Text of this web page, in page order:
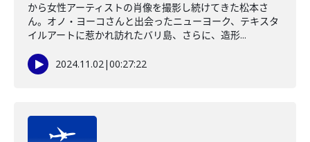
から女性アーティストの肖像を撮影し続けてきた松本さ
ん。オノ・ヨーコさんと出会ったニューヨーク、テキスタ
イルアートに惹かれ訪れたバリ島、さらに、造形...
2024.11.02|00:27:22